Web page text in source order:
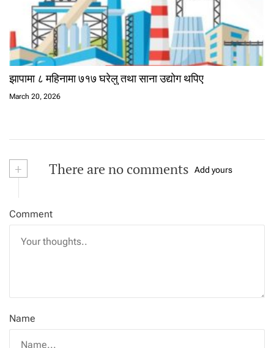
झापामा ८ महिनामा ७१७ घरेलु तथा साना उद्योग थपिए
March 20, 2026
+ There are no comments Add yours
Comment
Name